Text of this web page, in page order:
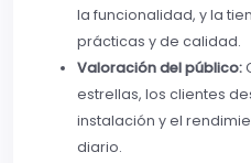
la funcionalidad, y la
prácticas y de calidad.
Valoración del público:
estrellas, los clientes
instalación y el
diario.